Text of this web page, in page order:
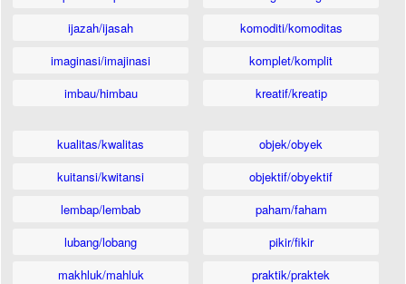
ijazah/ijasah
imaginasi/imajinasi
imbau/himbau
komoditi/komoditas
komplet/komplit
kreatif/kreatip
kualitas/kwalitas
kuitansi/kwitansi
lembap/lembab
lubang/lobang
makhluk/mahluk
objek/obyek
objektif/obyektif
paham/faham
pikir/fikir
praktik/praktek